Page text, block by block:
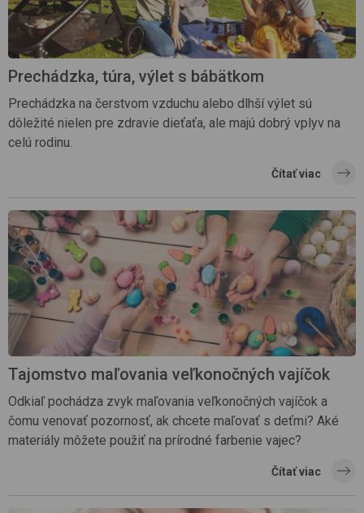
Prechádzka, túra, výlet s bábätkom
Prechádzka na čerstvom vzduchu alebo dlhší výlet sú
dôležité nielen pre zdravie dieťaťa, ale majú dobrý vplyv na
celú rodinu.
Čítať viac
Tajomstvo maľovania veľkonočných vajíčok
Odkiaľ pochádza zvyk maľovania veľkonočných vajíčok a
čomu venovať pozornosť, ak chcete maľovať s deťmi? Aké
materiály môžete použiť na prírodné farbenie vajec?
Čítať viac